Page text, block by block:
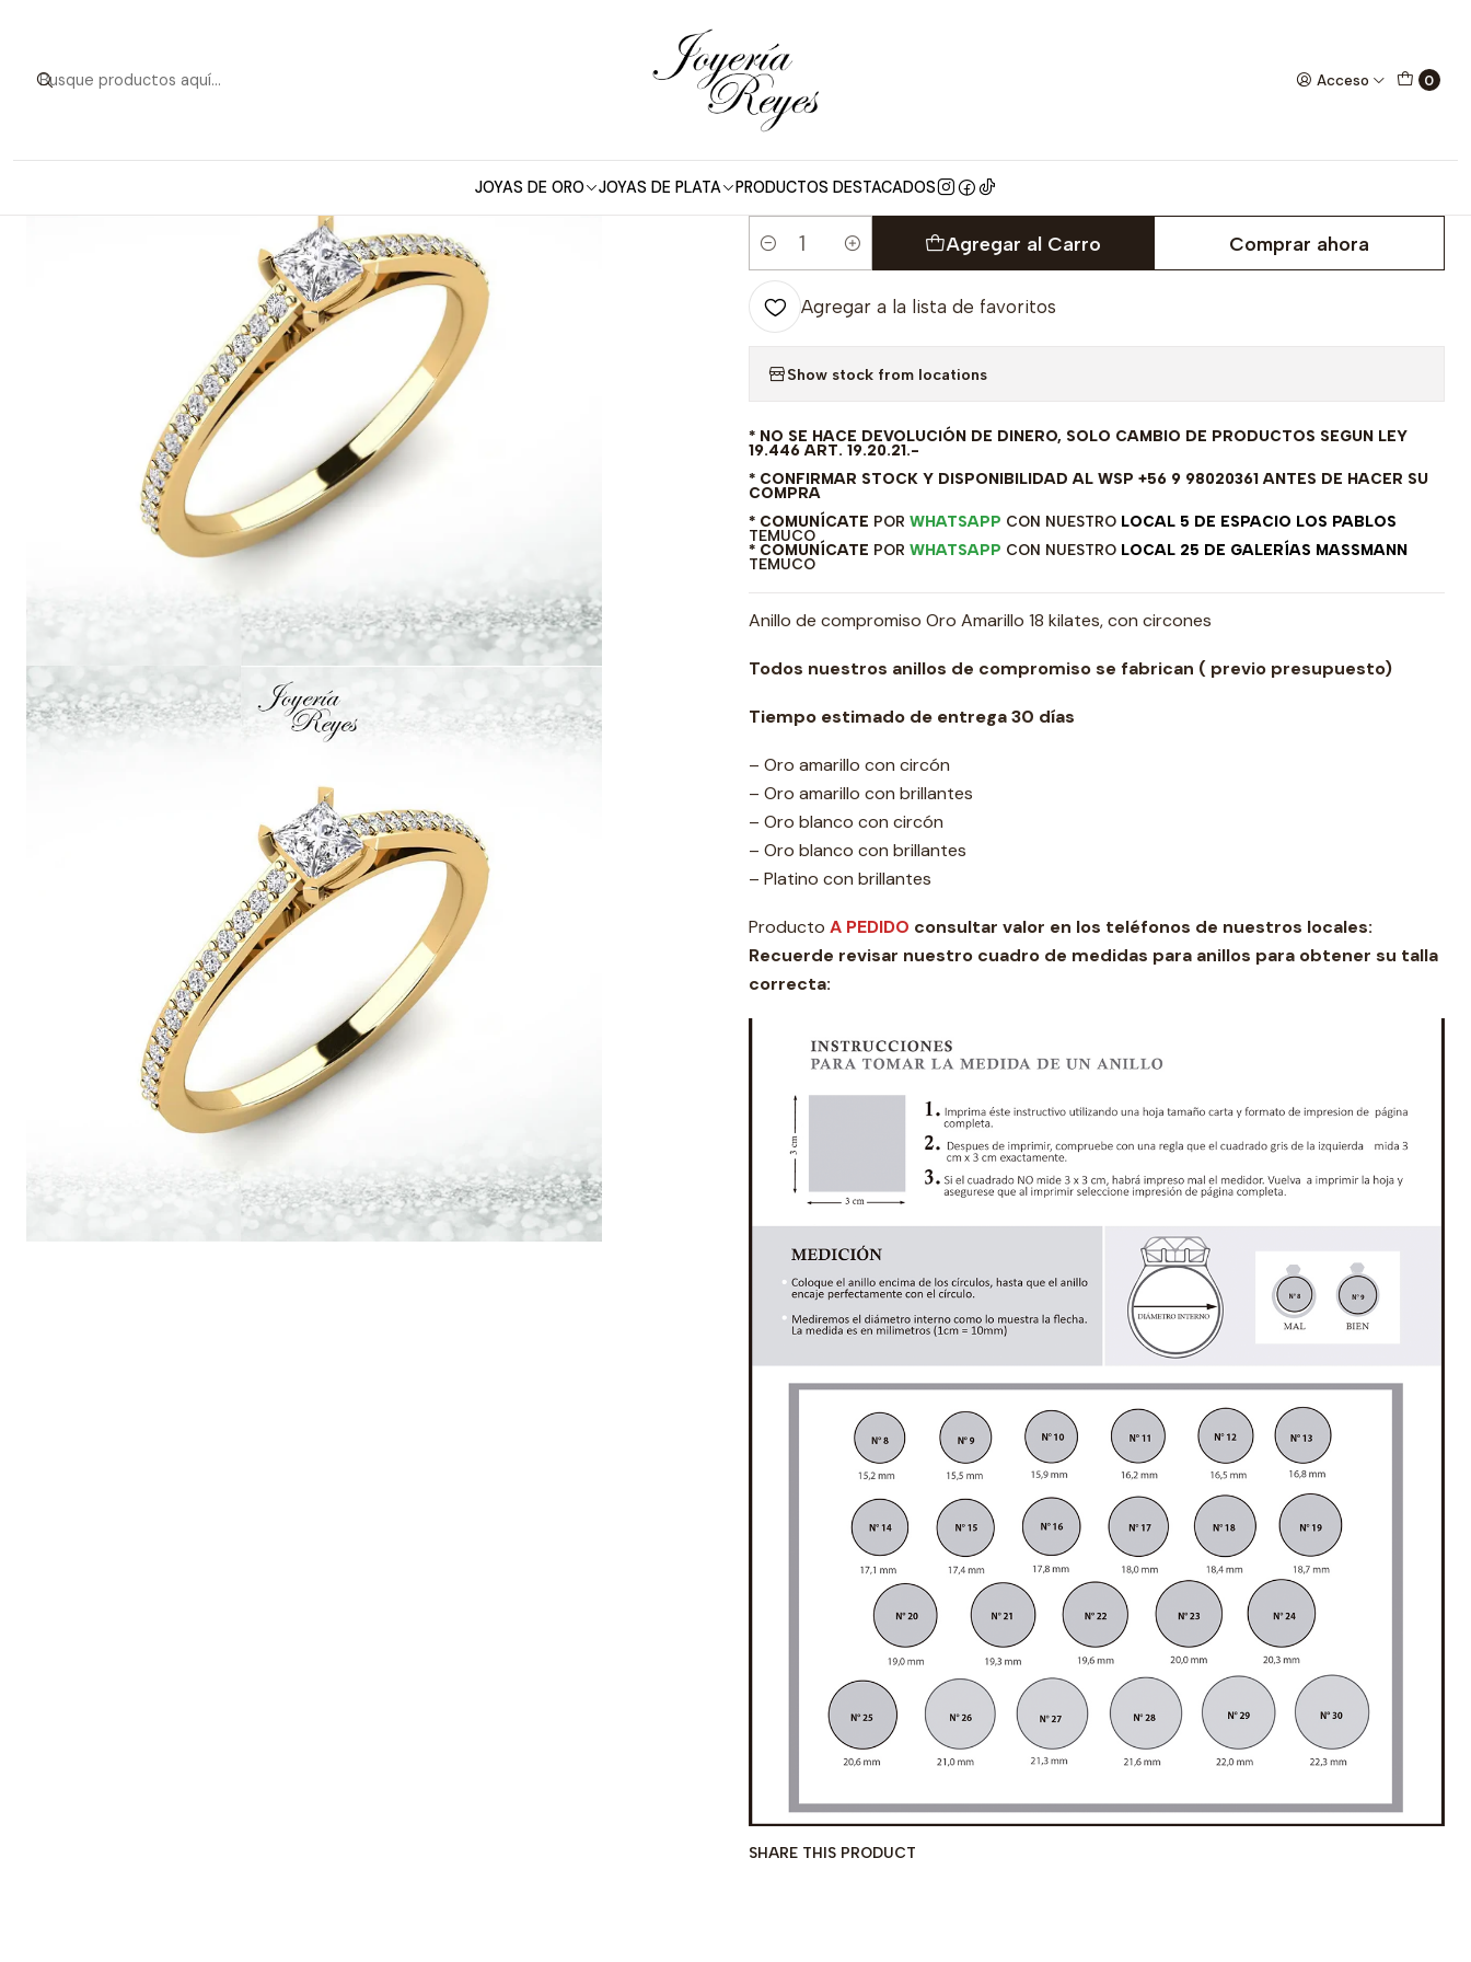
Acceso 0
JOYAS DE ORO JOYAS DE PLATA PRODUCTOS DESTACADOS
|
Anillo de compromiso Oro Amarillo 18
kilates, con circones - SE ENVIAN A
FABRICAR PREVIO PRESUPUESTO
Cantidad
Agregar al Carro Comprar ahora
Agregar a la lista de favoritos
Show stock from locations
* NO SE HACE DEVOLUCIÓN DE DINERO, SOLO CAMBIO DE PRODUCTOS SEGUN LEY
19.446 ART. 19.20.21.-
* CONFIRMAR STOCK Y DISPONIBILIDAD AL WSP +56 9 98020361 ANTES DE HACER SU
COMPRA
* COMUNÍCATE POR WHATSAPP CON NUESTRO LOCAL 5 DE ESPACIO LOS PABLOS
TEMUCO
* COMUNÍCATE POR WHATSAPP CON NUESTRO LOCAL 25 DE GALERÍAS MASSMANN
TEMUCO
Anillo de compromiso Oro Amarillo 18 kilates, con circones
Todos nuestros anillos de compromiso se fabrican ( previo presupuesto)
Tiempo estimado de entrega 30 días
– Oro amarillo con circón
– Oro amarillo con brillantes
– Oro blanco con circón
– Oro blanco con brillantes
– Platino con brillantes
Producto A PEDIDO consultar valor en los teléfonos de nuestros locales:
Recuerde revisar nuestro cuadro de medidas para anillos para obtener su talla
correcta:
SHARE THIS PRODUCT